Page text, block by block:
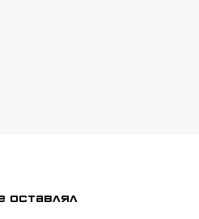
оставлял